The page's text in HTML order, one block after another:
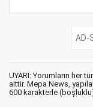
UYARI: Yorumların her
aittir. Mepa News,
600 karakterle (boşluklu)